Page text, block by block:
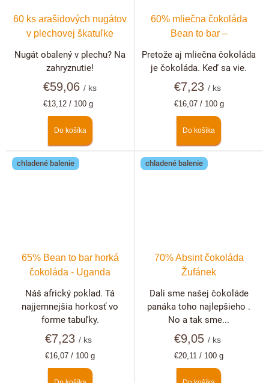
60 ks arašidových nugátov
v plechovej škatuľke
€59,06/ ks
Jednotková
€13,12 / 100 g
Do košíka
Nugát obalený v plechu? Na
zahryznutie!
60% mliečna čokoláda
Bean to bar –
€7,23 / ks
Jednotková
€16,07 / 100 g
Do košíka
Pretože aj mliečna čokoláda
je čokoláda. Keď sa vie.
chladené balenie
65% Bean to bar horká
čokoláda - Uganda
€7,23/ ks
Jednotková
€16,07 / 100 g
Náš africký poklad. Tá
najjemnejšia horkosť vo
forme tabuľky.
chladené balenie
70% Absint čokoláda
Žufánek
€9,05/ ks
Jednotková
€20,11 / 100 g
Dali sme našej čokoláde
panáka toho najlepšieho .
No a tak sme...